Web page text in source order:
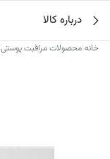
محتوا
جستجو در
درباره کالا
خانه›محصولات مراقبت پوستی